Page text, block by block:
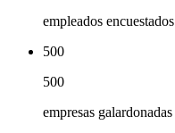
empleados encuestados
500
500
empresas galardonadas